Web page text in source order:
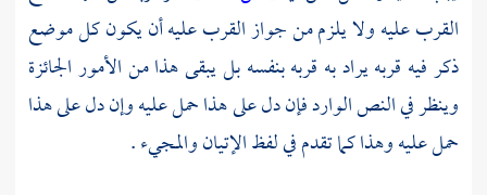
القرب عليه ولا يلزم من جواز القرب عليه أن يكون كل موضع
ذكر فيه قربه يراد به قربه بنفسه بل يبقى هذا من الأمور الجائزة
وينظر في النص الوارد فإن دل على هذا حمل عليه وإن دل على هذا
حمل عليه وهذا كما تقدم في لفظ الإتيان والمجيء .